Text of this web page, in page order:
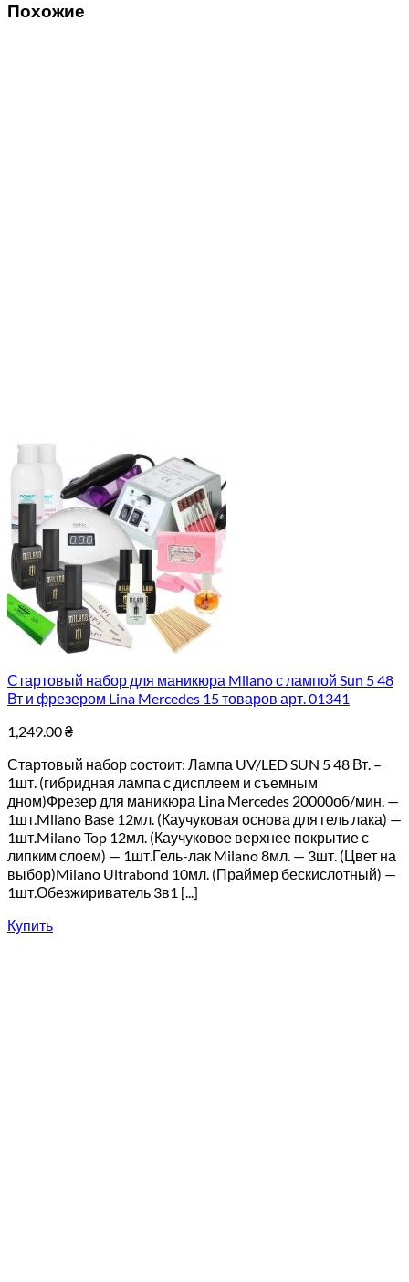
Похожие
Стартовый набор для маникюра Milano с лампой Sun 5 48
Вт и фрезером Lina Mercedes 15 товаров арт. 01341
1,249.00₴
Стартовый набор состоит: Лампа UV/LED SUN 5 48 Вт. –
1шт. (гибридная лампа с дисплеем и съемным
дном)Фрезер для маникюра Lina Mercedes 20000об/мин. —
1шт.Milano Base 12мл. (Каучуковая основа для гель лака) —
1шт.Milano Top 12мл. (Каучуковое верхнее покрытие с
липким слоем) — 1шт.Гель-лак Milano 8мл. — 3шт. (Цвет на
выбор)Milano Ultrabond 10мл. (Праймер бескислотный) —
1шт.Обезжириватель 3в1 [...]
Купить